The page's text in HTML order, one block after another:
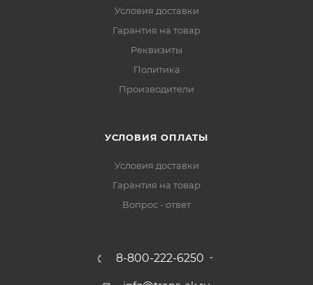
Условия доставки
Гарантия на товар
Реквизиты
Политика
Производители
УСЛОВИЯ ОПЛАТЫ
Условия доставки
Гарантия на товар
Вопрос - ответ
8-800-222-6250